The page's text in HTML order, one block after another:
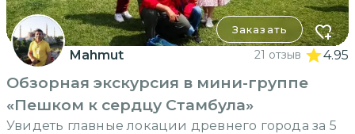
Заказать
Mahmut 21 отзыв 4.95
Обзорная экскурсия в мини-группе
«Пешком к сердцу Стамбула»
Увидеть главные локации древнего города за 5